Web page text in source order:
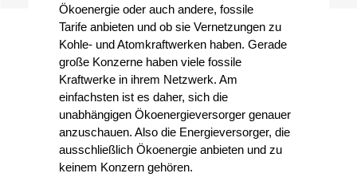
Ökoenergie oder auch andere, fossile
Tarife anbieten und ob sie Vernetzungen zu
Kohle- und Atomkraftwerken haben. Gerade
große Konzerne haben viele fossile
Kraftwerke in ihrem Netzwerk. Am
einfachsten ist es daher, sich die
unabhängigen Ökoenergieversorger genauer
anzuschauen. Also die Energieversorger, die
ausschließlich Ökoenergie anbieten und zu
keinem Konzern gehören.